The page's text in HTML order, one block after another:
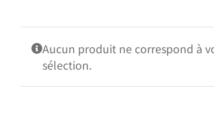
Aucun produit ne correspond à
sélection.